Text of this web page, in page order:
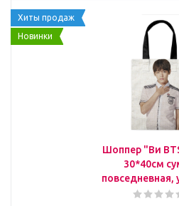
Хиты продаж
Новинки
Шоппер "Ви
30*40см
повседневная,